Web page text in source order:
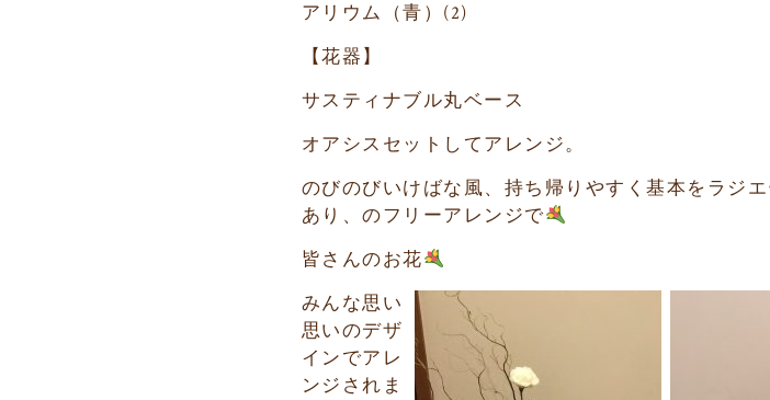
アリウム（青） (2)
【花器】
サスティナブル丸ベース
オアシスセットしてアレンジ。
のびのびいけばな風、持ち帰りやすく基本をラジ
あり、のフリーアレンジで
皆さんのお花
みんな思い
思いのデザ
インでアレ
ンジされま